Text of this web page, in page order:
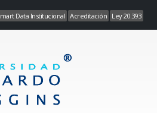
Data Institucional Acreditación Ley 20.393